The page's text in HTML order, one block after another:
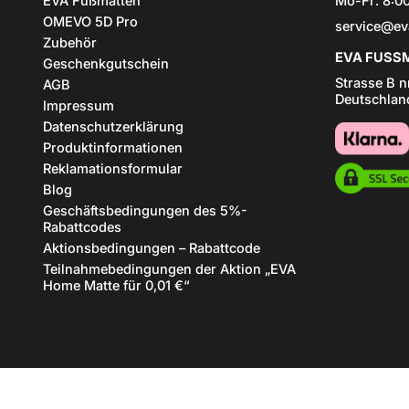
OMEVO 5D Pro
Zubehör
Geschenkgutschein
AGB
Impressum
Datenschutzerklärung
Produktinformationen
Reklamationsformular
Blog
Geschäftsbedingungen des 5%-
Rabattcodes
Aktionsbedingungen – Rabattcode
Teilnahmebedingungen der Aktion „EVA
Home Matte für 0,01 €“
EVA
Strasse B